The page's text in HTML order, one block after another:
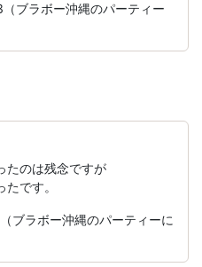
ブラボー沖縄のパーティー
たのは残念ですが
です。
ブラボー沖縄のパーティーに